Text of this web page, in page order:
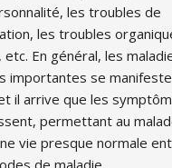
les troubles de
les troubles
etc. En général, les
importantes se
il arrive que les
permettant au
vie presque normale
de maladie.